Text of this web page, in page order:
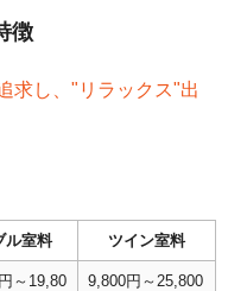
徴
求し、"リラックス"出
ル室料 ツイン室料
～19,80
9,800円～25,800